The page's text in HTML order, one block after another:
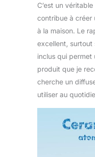
C’est un
contribue à créer
à la maison. Le
excellent, surtout
inclus qui permet
produit que je
cherche un
utiliser au